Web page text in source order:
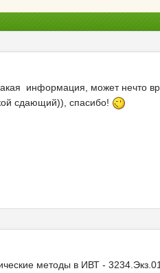
информация, может нечто
сдающий)), спасибо!
методы в ИВТ -